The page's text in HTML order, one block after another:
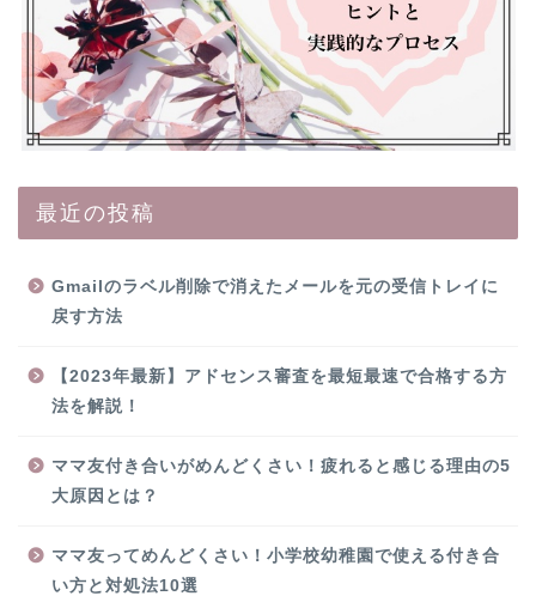
最近の投稿
Gmailのラベル削除で消えたメールを元の受信トレイに
戻す方法
【2023年最新】アドセンス審査を最短最速で合格する方
法を解説！
ママ友付き合いがめんどくさい！疲れると感じる理由の5
大原因とは？
ママ友ってめんどくさい！小学校幼稚園で使える付き合
い方と対処法10選